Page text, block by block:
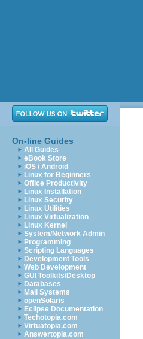
On-line Guides
All Guides
eBook Store
iOS / Android
Linux for Beginners
Office Productivity
Linux Installation
Linux Security
Linux Utilities
Linux Virtualization
Linux Kernel
System/Network Admin
Programming
Scripting Languages
Development Tools
Web Development
GUI Toolkits/Desktop
Databases
Mail Systems
openSolaris
Eclipse Documentation
Techotopia.com
Virtuatopia.com
Answertopia.com